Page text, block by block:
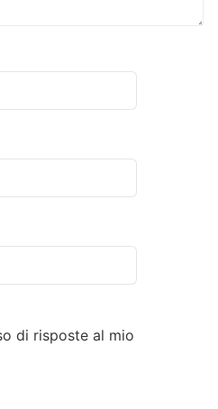
di risposte al mio